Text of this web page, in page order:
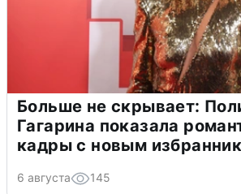
Больше не скрывает:
Гагарина показала
кадры с новым
6 августа 145